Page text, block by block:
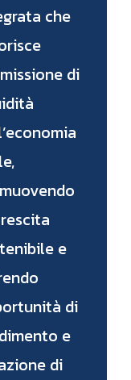
che
di
e
di
e
di